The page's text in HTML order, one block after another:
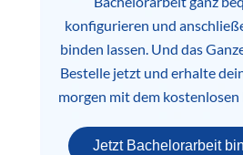
konfigurieren und
binden lassen. Und das
Bestelle jetzt und erhalte
morgen mit dem kostenlosen
Jetzt Bachelorarbeit